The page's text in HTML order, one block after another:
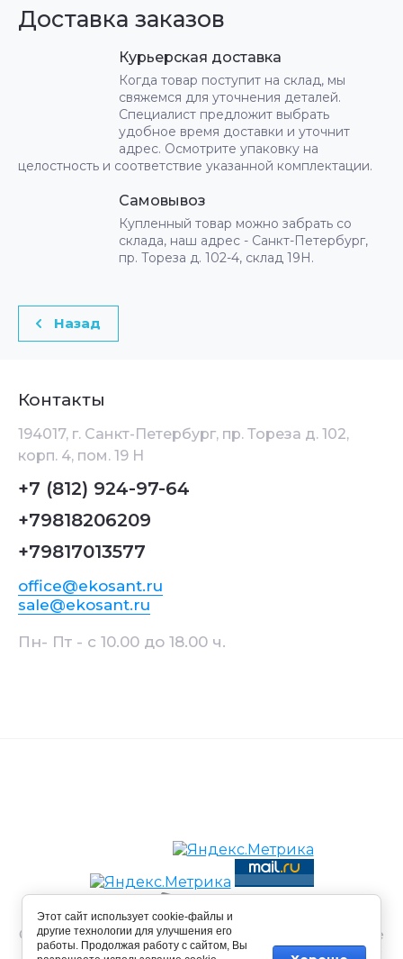
Доставка заказов
Курьерская доставка
Когда товар поступит на склад, мы
свяжемся для уточнения деталей.
Специалист предложит выбрать
удобное время доставки и уточнит
адрес. Осмотрите упаковку на
целостность и соответствие указанной комплектации.
Самовывоз
Купленный товар можно забрать со
склада, наш адрес - Санкт-Петербург,
пр. Тореза д. 102-4, склад 19Н.
Назад
Контакты
194017, г. Санкт-Петербург, пр. Тореза д. 102,
корп. 4, пом. 19 Н
+7 (812) 924-97-64
+79818206209
+79817013577
office@ekosant.ru
sale@ekosant.ru
Пн- Пт - с 10.00 до 18.00 ч.
© 2015 - 2026 Ekosant "Материалы, размещенные
на сайте, носят информационный характер и не
Этот сайт использует cookie-файлы и
другие технологии для улучшения его
работы. Продолжая работу с сайтом, Вы